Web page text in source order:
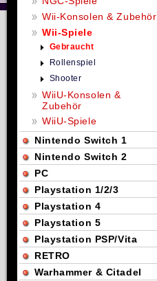
Wii-Konsolen & Zubehör
Wii-Spiele
Gebraucht
Rollenspiel
Shooter
WiiU-Konsolen &
Zubehör
WiiU-Spiele
Nintendo Switch 1
Nintendo Switch 2
PC
Playstation 1/2/3
Playstation 4
Playstation 5
Playstation PSP/Vita
RETRO
Warhammer & Citadel